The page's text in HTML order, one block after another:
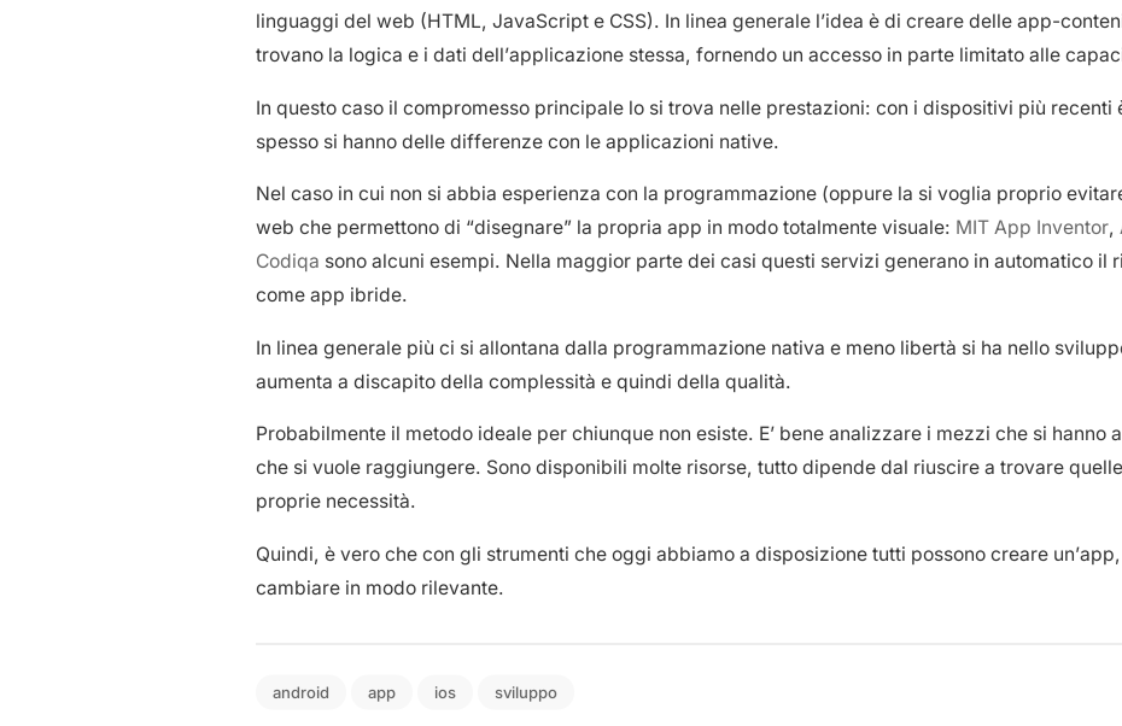
linguaggi del web (HTML, JavaScript e CSS). In linea generale l’idea è di creare delle app-
trovano la logica e i dati dell’applicazione stessa, fornendo un accesso in parte limitato alle
In questo caso il compromesso principale lo si trova nelle prestazioni: con i dispositivi più
spesso si hanno delle differenze con le applicazioni native.
Nel caso in cui non si abbia esperienza con la programmazione (oppure la si voglia proprio
web che permettono di “disegnare” la propria app in modo totalmente visuale: MIT App Inventor,
Codiqa sono alcuni esempi. Nella maggior parte dei casi questi servizi generano in automatico il
come app ibride.
In linea generale più ci si allontana dalla programmazione nativa e meno libertà si ha nello
aumenta a discapito della complessità e quindi della qualità.
Probabilmente il metodo ideale per chiunque non esiste. E’ bene analizzare i mezzi che si hanno
che si vuole raggiungere. Sono disponibili molte risorse, tutto dipende dal riuscire a trovare
proprie necessità.
Quindi, è vero che con gli strumenti che oggi abbiamo a disposizione tutti possono creare
cambiare in modo rilevante.
android app ios sviluppo